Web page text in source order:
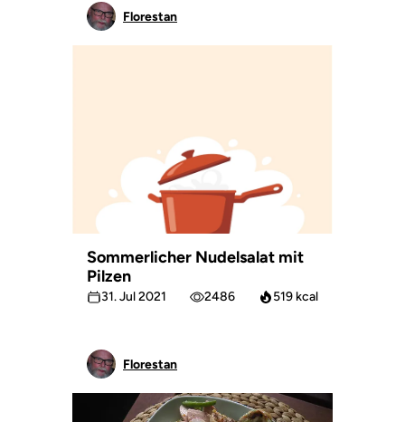
Florestan
Sommerlicher Nudelsalat mit
Pilzen
31. Jul 2021 2486 519 kcal
Florestan